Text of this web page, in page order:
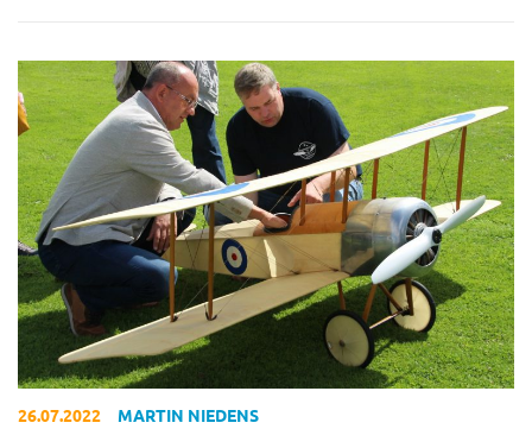
26.07.2022 MARTIN NIEDENS